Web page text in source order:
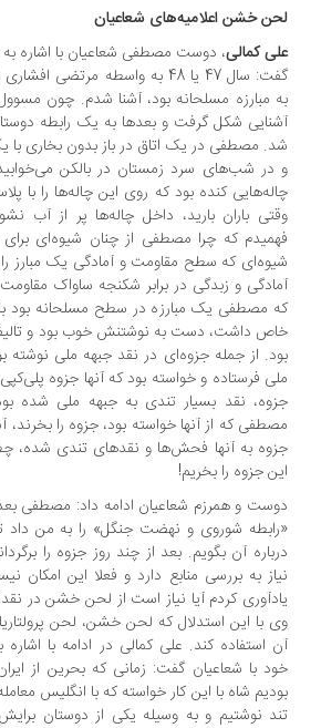
خشن اعلامیه‌های شعاعیان
کمالی، دوست مصطفی شعاعیان با اشاره به نحوه
گفت: سال 47 یا 48 به واسطه مرتضی افشاری
مبارزه مسلحانه بود، آشنا شدم. چون مسوول یک
شکل گرفت و بعدها به یک رابطه دوستانه حین
مصطفی در یک اتاق در باز بدون بخاری با یک چراغ
شب‌های سرد زمستان در بالکن می‌خوابید.
کنده بود که روی این چاله‌ها را با پلاستیک
باران بارید، داخل چاله‌ها پر از آب نشود. وی
که چرا مصطفی از چنان شیوه‌ای برای زندگی
که سطح مقاومت و آمادگی یک مبارز را بالا
و زبدگی در برابر شکنجه ساواک مقاومت
مصطفی یک مبارزه در سطح مسلحانه بود با قلم و
داشت، دست به نوشتنش خوب بود و تالیفاتی را
از جمله جزوه‌ای در نقد جبهه ملی نوشته بود و
فرستاده و خواسته بود که آنها جزوه پلی‌کپی شده،
نقد بسیار تندی به جبهه ملی شده بود،
که از آنها خواسته بود، جزوه را بخرند، آنها
به آنها فحش‌ها و نقدهای تندی شده، چطور
جزوه را بخریم!
و همرزم شعاعیان ادامه داد: مصطفی بعدا
شوروی و نهضت جنگل» را به من داد تا
آن بگویم. بعد از چند روز جزوه را برگرداندم و
به بررسی منابع دارد و فعلا این امکان نیست.
کردم آیا نیاز است از لحن خشن در نقدش
با این استدلال که لحن خشن، لحن پرولتاریاست،
استفاده کند. علی کمالی در ادامه با اشاره به
با شعاعیان گفت: زمانی که بحرین از ایران جدا
شاه با این کار خواسته که با انگلیس معامله کند؛
نوشتیم و به وسیله یکی از دوستان برایش